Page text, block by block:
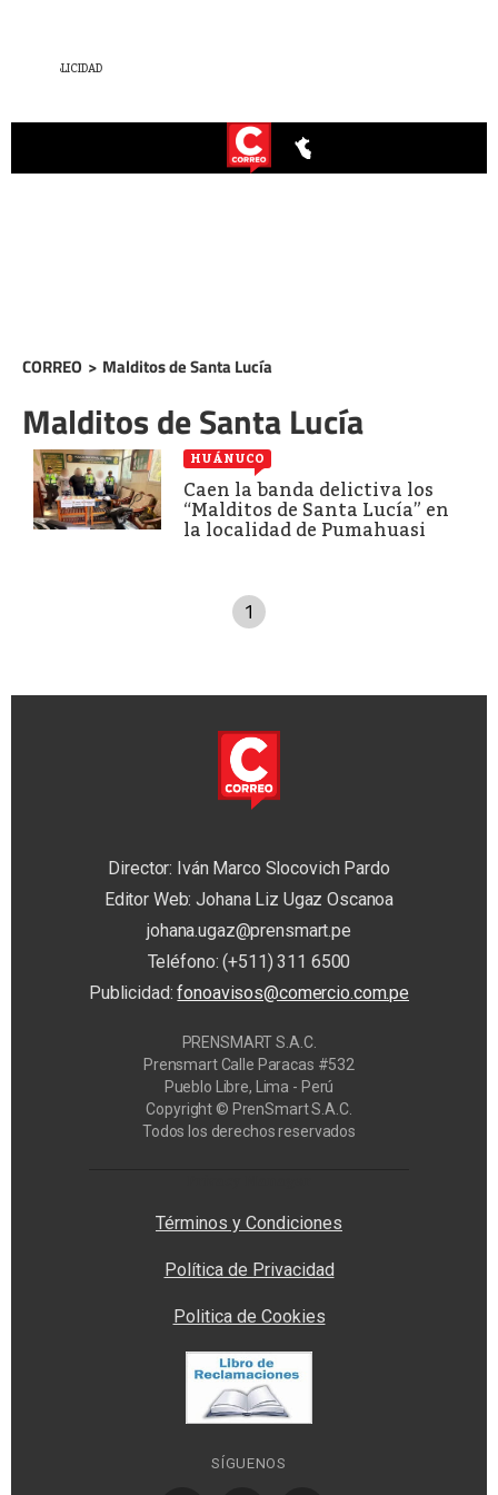
CORREO > Malditos de Santa Lucía
Malditos de Santa Lucía
HUÁNUCO
Caen la banda delictiva los
“Malditos de Santa Lucía” en
la localidad de Pumahuasi
1
Director: Iván Marco Slocovich Pardo
Editor Web: Johana Liz Ugaz Oscanoa
johana.ugaz@prensmart.pe
Teléfono: (+511) 311 6500
Publicidad:fonoavisos@comercio.com.pe
PRENSMART S.A.C.
Prensmart Calle Paracas #532
Pueblo Libre, Lima - Perú
Copyright © PrenSmart S.A.C.
Todos los derechos reservados
Términos y Condiciones
Política de Privacidad
Politica de Cookies
SÍGUENOS